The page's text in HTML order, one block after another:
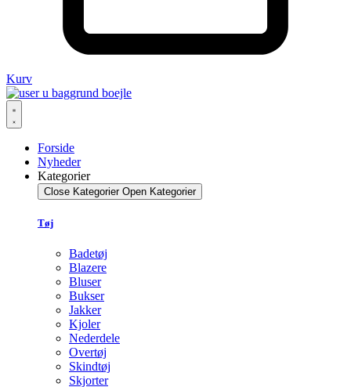
Kurv
Forside
Nyheder
Kategorier
Close Kategorier Open Kategorier
Tøj
Badetøj
Blazere
Bluser
Bukser
Jakker
Kjoler
Nederdele
Overtøj
Skindtøj
Skjorter